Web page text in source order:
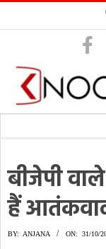
बीजेपी
हैं
BY: ANJANA ON: 31/10/